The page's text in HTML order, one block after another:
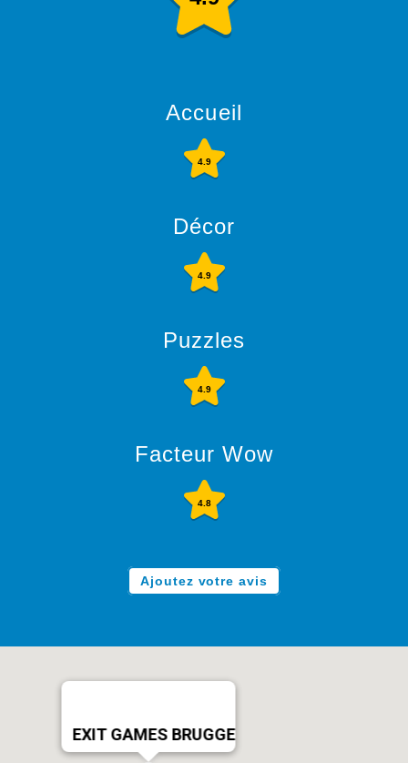
Accueil
4.9
Décor
4.9
Puzzles
4.9
Facteur Wow
4.8
Ajoutez votre avis
EXIT GAMES BRUGGE